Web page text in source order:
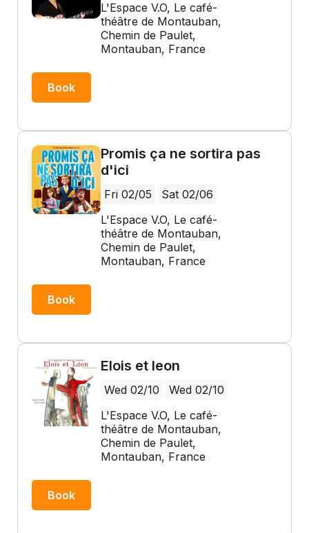
L'Espace V.O, Le café-
théâtre de Montauban,
Chemin de Paulet,
Montauban, France
Book
Promis ça ne sortira pas
d'ici
Fri 02/05
Sat 02/06
L'Espace V.O, Le café-
théâtre de Montauban,
Chemin de Paulet,
Montauban, France
Book
Elois et leon
Wed 02/10
Wed 02/10
L'Espace V.O, Le café-
théâtre de Montauban,
Chemin de Paulet,
Montauban, France
Book